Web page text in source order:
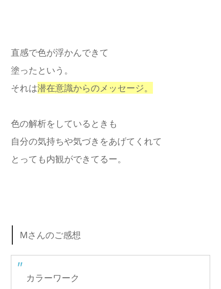
直感で色が浮かんできて
塗ったという。
それは潜在意識からのメッセージ。
色の解析をしているときも
自分の気持ちや気づきをあげてくれて
とっても内観ができてるー。
Mさんのご感想
カラーワーク